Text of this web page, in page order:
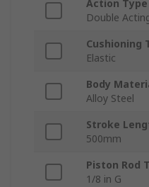
Action Type
Double
Cushioning
Elastic
Body
Alloy Steel
Stroke
500mm
Piston Rod
1/8 in G